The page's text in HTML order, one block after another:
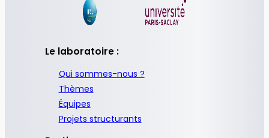
Le laboratoire :
Qui sommes-nous ?
Thèmes
Équipes
Projets structurants